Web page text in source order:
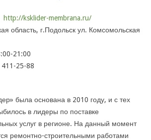
http://ksklider-membrana.ru/
область, г.Подольск ул. Комсомольская
21:00
25-88
была основана в 2010 году, и с тех
в лидеры по поставке
услуг в регионе. На данный момент
ремонтно-строительными работами